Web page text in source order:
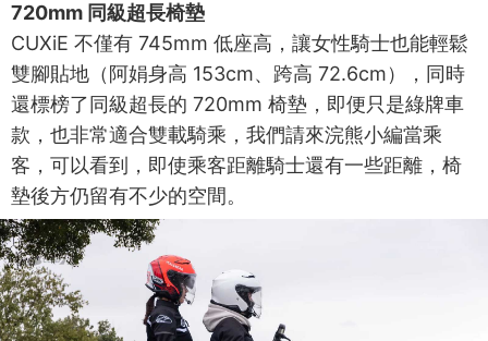
720mm 同級超長椅墊
CUXiE 不僅有 745mm 低座高，讓女性騎士也能輕鬆
雙腳貼地（阿娟身高 153cm、跨高 72.6cm），同時
還標榜了同級超長的 720mm 椅墊，即便只是綠牌車
款，也非常適合雙載騎乘，我們請來浣熊小編當乘
客，可以看到，即使乘客距離騎士還有一些距離，椅
墊後方仍留有不少的空間。